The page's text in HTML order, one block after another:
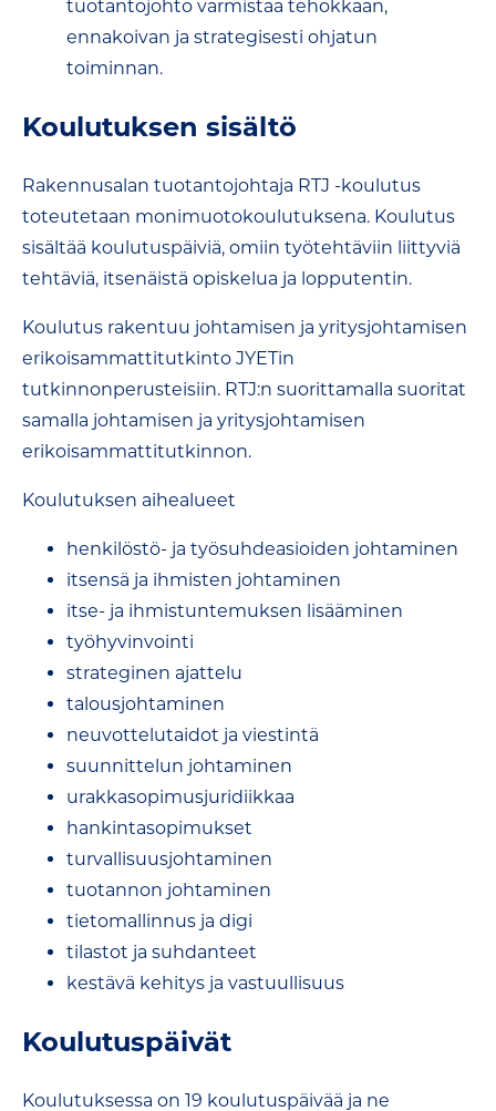
tuotantojohto varmistaa tehokkaan,
ennakoivan ja strategisesti ohjatun
toiminnan.
Koulutuksen sisältö
Rakennusalan tuotantojohtaja RTJ -koulutus
toteutetaan monimuotokoulutuksena. Koulutus
sisältää koulutuspäiviä, omiin työtehtäviin liittyviä
tehtäviä, itsenäistä opiskelua ja lopputentin.
Koulutus rakentuu johtamisen ja yritysjohtamisen
erikoisammattitutkinto JYETin
tutkinnonperusteisiin. RTJ:n suorittamalla suoritat
samalla johtamisen ja yritysjohtamisen
erikoisammattitutkinnon.
Koulutuksen aihealueet
henkilöstö- ja työsuhdeasioiden johtaminen
itsensä ja ihmisten johtaminen
itse- ja ihmistuntemuksen lisääminen
työhyvinvointi
strateginen ajattelu
talousjohtaminen
neuvottelutaidot ja viestintä
suunnittelun johtaminen
urakkasopimusjuridiikkaa
hankintasopimukset
turvallisuusjohtaminen
tuotannon johtaminen
tietomallinnus ja digi
tilastot ja suhdanteet
kestävä kehitys ja vastuullisuus
Koulutuspäivät
Koulutuksessa on 19 koulutuspäivää ja ne